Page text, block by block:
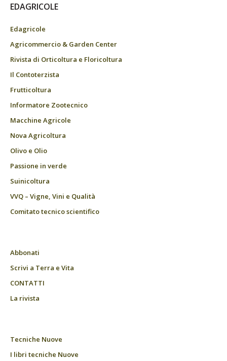
EDAGRICOLE
Edagricole
Agricommercio & Garden Center
Rivista di Orticoltura e Floricoltura
Il Contoterzista
Frutticoltura
Informatore Zootecnico
Macchine Agricole
Nova Agricoltura
Olivo e Olio
Passione in verde
Suinicoltura
VVQ – Vigne, Vini e Qualità
Comitato tecnico scientifico
Abbonati
Scrivi a Terra e Vita
CONTATTI
La rivista
Tecniche Nuove
I libri tecniche Nuove